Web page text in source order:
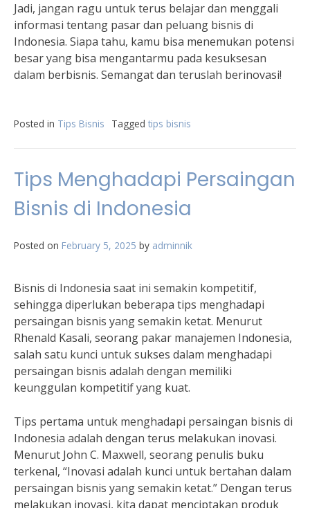
Jadi, jangan ragu untuk terus belajar dan menggali
informasi tentang pasar dan peluang bisnis di
Indonesia. Siapa tahu, kamu bisa menemukan potensi
besar yang bisa mengantarmu pada kesuksesan
dalam berbisnis. Semangat dan teruslah berinovasi!
Posted in Tips Bisnis Tagged tips bisnis
Tips Menghadapi Persaingan
Bisnis di Indonesia
Posted on February 5, 2025 by adminnik
Bisnis di Indonesia saat ini semakin kompetitif,
sehingga diperlukan beberapa tips menghadapi
persaingan bisnis yang semakin ketat. Menurut
Rhenald Kasali, seorang pakar manajemen Indonesia,
salah satu kunci untuk sukses dalam menghadapi
persaingan bisnis adalah dengan memiliki
keunggulan kompetitif yang kuat.
Tips pertama untuk menghadapi persaingan bisnis di
Indonesia adalah dengan terus melakukan inovasi.
Menurut John C. Maxwell, seorang penulis buku
terkenal, “Inovasi adalah kunci untuk bertahan dalam
persaingan bisnis yang semakin ketat.” Dengan terus
melakukan inovasi, kita dapat menciptakan produk